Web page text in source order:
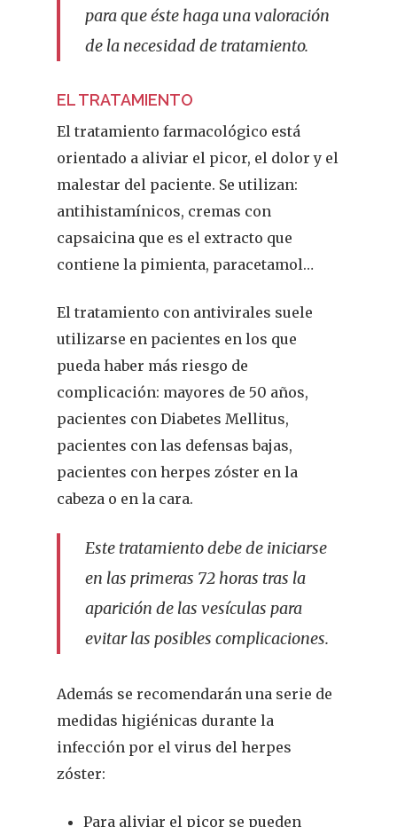
para que éste haga una valoración
de la necesidad de tratamiento.
EL TRATAMIENTO
El tratamiento farmacológico está
orientado a aliviar el picor, el dolor y el
malestar del paciente. Se utilizan:
antihistamínicos, cremas con
capsaicina que es el extracto que
contiene la pimienta, paracetamol…
El tratamiento con antivirales suele
utilizarse en pacientes en los que
pueda haber más riesgo de
complicación: mayores de 50 años,
pacientes con Diabetes Mellitus,
pacientes con las defensas bajas,
pacientes con herpes zóster en la
cabeza o en la cara.
Este tratamiento debe de iniciarse
en las primeras 72 horas tras la
aparición de las vesículas para
evitar las posibles complicaciones.
Además se recomendarán una serie de
medidas higiénicas durante la
infección por el virus del herpes
zóster:
Para aliviar el picor se pueden